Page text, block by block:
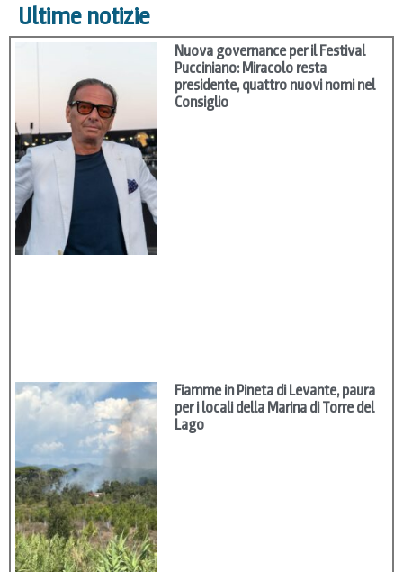
Ultime notizie
Nuova governance per il Festival
Pucciniano: Miracolo resta
presidente, quattro nuovi nomi nel
Consiglio
Fiamme in Pineta di Levante, paura
per i locali della Marina di Torre del
Lago